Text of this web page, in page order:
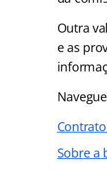
Outra
e as
Sobre a